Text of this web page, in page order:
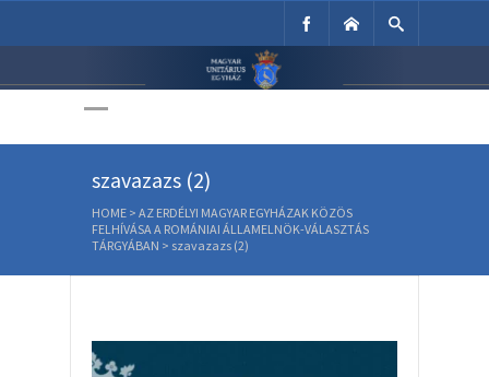
Unitárius Egyház
szavazazs (2)
HOME > AZ ERDÉLYI MAGYAR EGYHÁZAK KÖZÖS
FELHÍVÁSA A ROMÁNIAI ÁLLAMELNÖK-VÁLASZTÁS
TÁRGYÁBAN > szavazazs (2)